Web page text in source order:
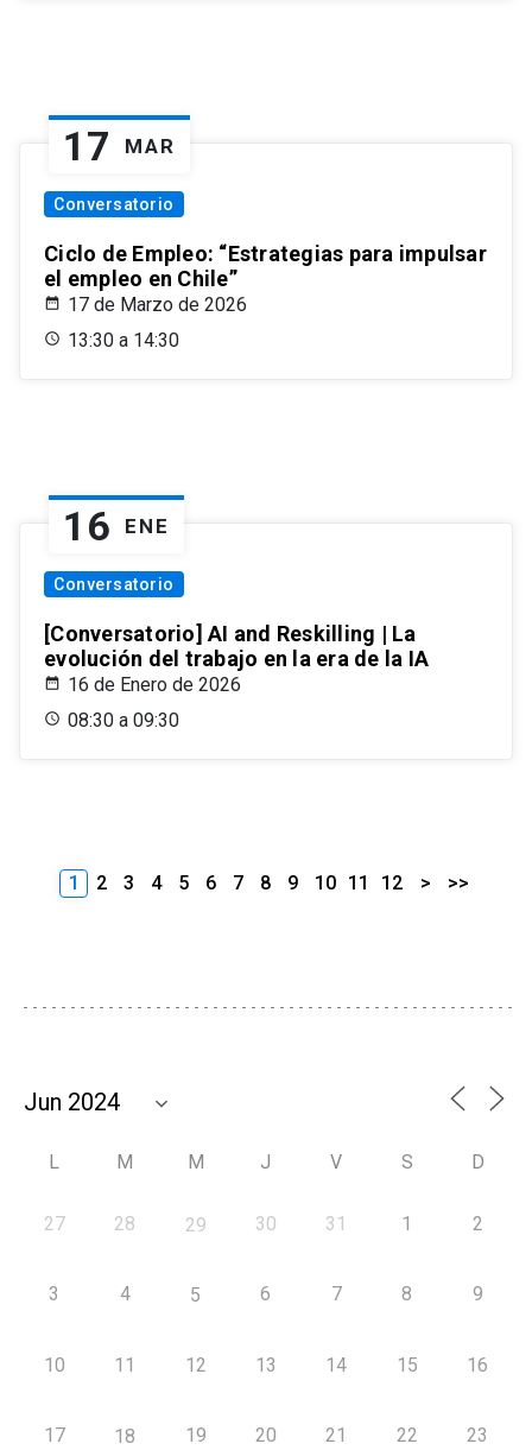
17 MAR
Conversatorio
Ciclo de Empleo: “Estrategias para impulsar
el empleo en Chile”
17 de Marzo de 2026
13:30 a 14:30
16 ENE
Conversatorio
[Conversatorio] AI and Reskilling | La
evolución del trabajo en la era de la IA
16 de Enero de 2026
08:30 a 09:30
1 2 3 4 5 6 7 8 9 10 11 12 > >>
L M M J V S D
27 28 29 30 31 1 2
3 4 5 6 7 8 9
10 11 12 13 14 15 16
17 18 19 20 21 22 23